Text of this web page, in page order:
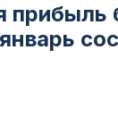
прибыль